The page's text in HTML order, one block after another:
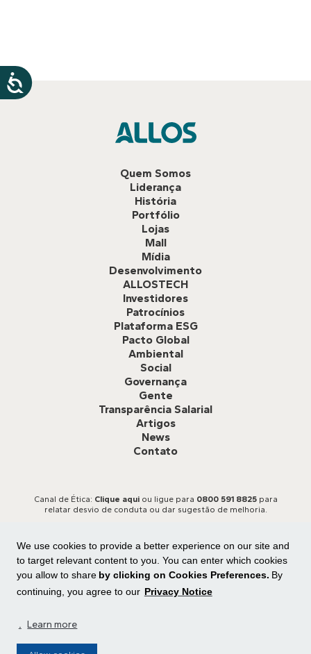
We use cookies to provide a better experience on our site and
to target relevant content to you. You can enter which cookies
you allow to share by clicking on Cookies Preferences. By
continuing, you agree to our Privacy Notice
. Learn more
Quem Somos
Liderança
História
Portfólio
Lojas
Mall
Mídia
Desenvolvimento
ALLOSTECH
Investidores
Patrocínios
Plataforma ESG
Pacto Global
Ambiental
Social
Governança
Gente
Transparência Salarial
Artigos
News
Contato
Canal de Ética: Clique aquiou ligue para 0800 591 8825para
relatar desvio de conduta ou dar sugestão de melhoria.
Todos os direitos reservados
Central de privacidade